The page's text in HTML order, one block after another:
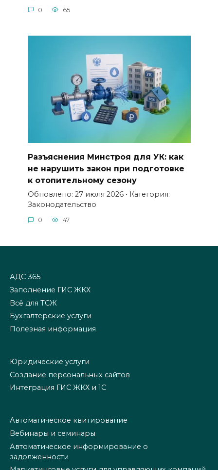
0 65
Разъяснения Минстроя для УК: как
не нарушить закон при подготовке
к отопительному сезону
Обновлено: 27 июля 2026 • Категория:
Законодательство
0 47
АДС 365
Заполнение ГИС ЖКХ
Всё для ТСЖ
Бухгалтерские услуги
Полезная информация
Юридические услуги
Создание персональных сайтов
Интеграция ГИС ЖКХ и 1С
Автоматическое квитирование
Вебинары и семинары
Автоматическое информирование о
задолженности